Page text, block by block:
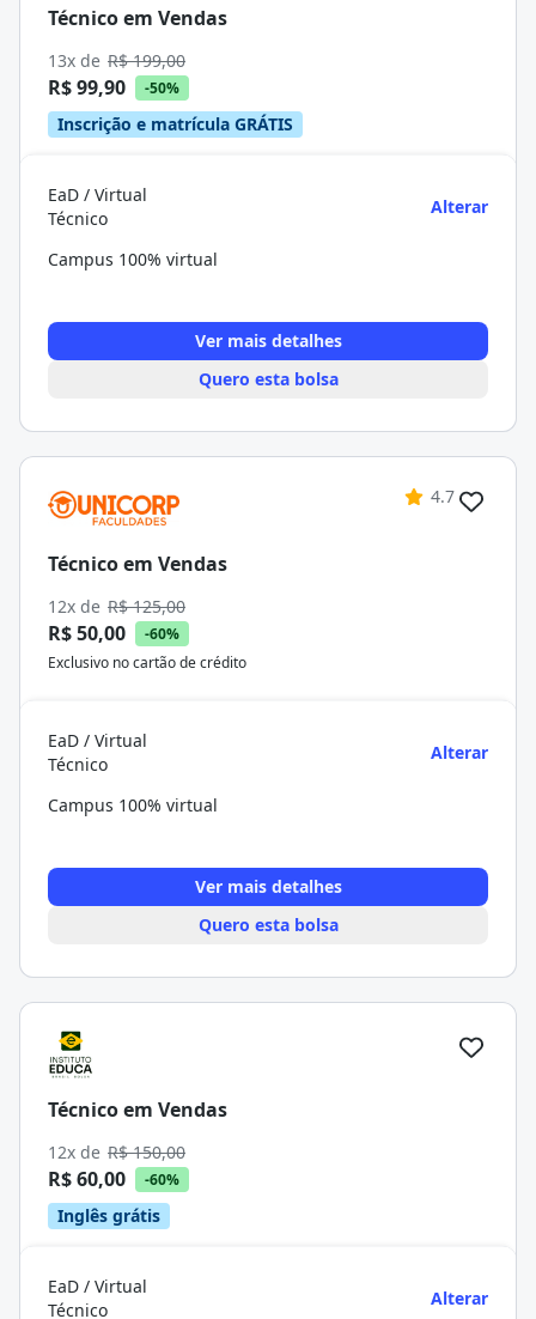
Técnico em Vendas
13x de R$ 199,00
R$ 99,90 -50%
Inscrição e matrícula GRÁTIS
EaD / Virtual
Técnico
Alterar
Campus 100% virtual
Ver mais detalhes
Quero esta bolsa
4.7
Técnico em Vendas
12x de R$ 125,00
R$ 50,00
-60%
Exclusivo no cartão de crédito
EaD / Virtual
Técnico
Alterar
Campus 100% virtual
Ver mais detalhes
Quero esta bolsa
Técnico em Vendas
12x de R$ 150,00
R$ 60,00 -60%
Inglês grátis
EaD / Virtual
Técnico
Alterar